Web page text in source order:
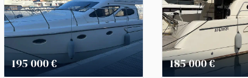
195 000 € 185 000 €